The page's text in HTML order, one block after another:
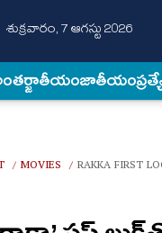
శుక్రవారం, 7 ఆగస్టు 2026
జాతీయం
/ MOVIES / RAKKA FIRST